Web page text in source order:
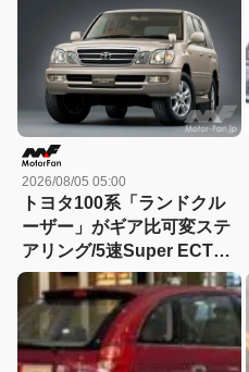
先行予約スタート！【今日
は何の日？8月7日】
2026/08/05 05:00
トヨタ100系「ランドクル
ーザー」がギア比可変ステ
アリング/5速Super ECTを
採用し380万円～02年にマ
イナーチェンジ！【今日は
何の日？8月5日】